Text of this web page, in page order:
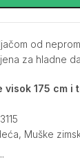
od
za hladne
visok 175 cm i
, Muške